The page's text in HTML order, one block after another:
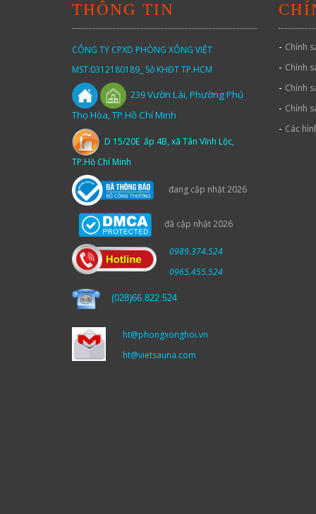
THÔNG TIN
CÔNG TY CPXD PHÒNG XÔNG VIỆT
MST:0312180189_ Sở KHĐT TP.HCM
239Vườn Lài,Phường Phú
Thọ Hòa, TP.Hồ Chí Minh
D 15/20E ấp 4B, xã Tân Vĩnh Lộc,
TP.Hồ Chí Minh
đang cập nhật 2026
đã cập nhật 2026
0989.374.524
0965.455.524
(028)66.822.524
ht@phongxonghoi.vn
ht@vietsauna.com
- Chính
- Chính
- Chính
- Chính
- Các